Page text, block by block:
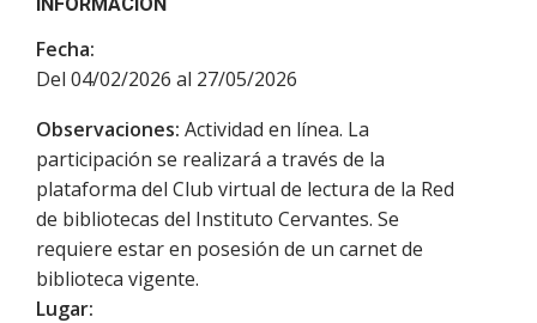
Fecha:
Del 04/02/2026 al 27/05/2026
Observaciones: Actividad en línea. La
participación se realizará a través de la
plataforma del Club virtual de lectura de la Red
de bibliotecas del Instituto Cervantes. Se
requiere estar en posesión de un carnet de
biblioteca vigente.
Lugar: